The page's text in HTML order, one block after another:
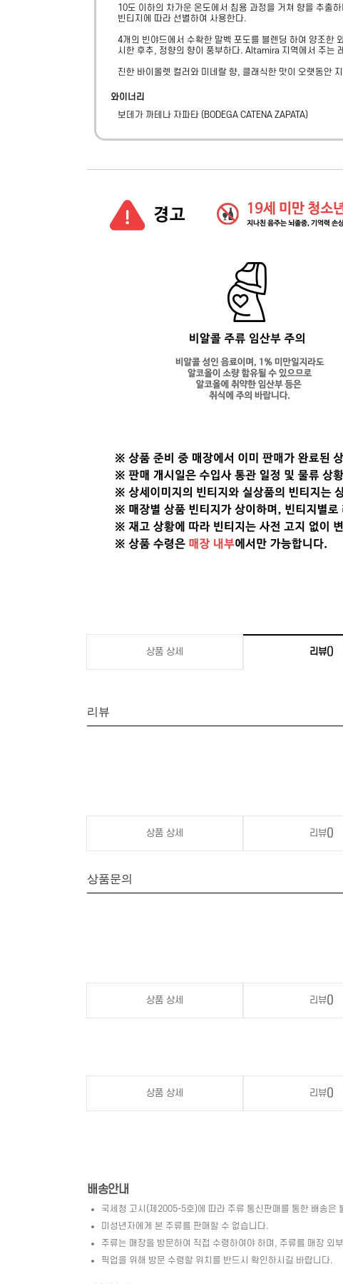
10도 이하의 차가운 온도에서 침용 과정을 거쳐 향을 추출
빈티지에 따라 선별하여 사용한다.
4개의 빈야드에서 수확한 말벡 포도를 블렌딩 하여 양조한
시한 후추, 정향의 향이 풍부하다. Altamira 지역에서 주는
진한 바이올렛 컬러와 미네랄 향, 클래식한 맛이 오랫동안
와이너리
보데가 까테나 자파타 ( BODEGA CATENA ZAPATA)
상품 상세 리뷰()
리뷰
상품 상세 리뷰()
상품문의
상품 상세 리뷰()
상품 상세 리뷰()
배송안내
국세청 고시(제2005-5호)에 따라 주류 통신판매를 통한 배송은
미성년자에게 본 주류를 판매할 수 없습니다.
주류는 매장을 방문하여 직접 수령하여야 하며, 주류를 매장 외
픽업을 위해 방문 수령할 위치를 반드시 확인하시길 바랍니다.